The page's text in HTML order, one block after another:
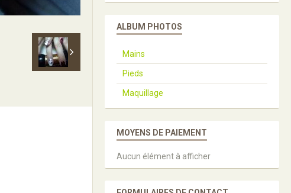
ALBUM PHOTOS
Mains
Pieds
Maquillage
MOYENS DE PAIEMENT
Aucun élément à afficher